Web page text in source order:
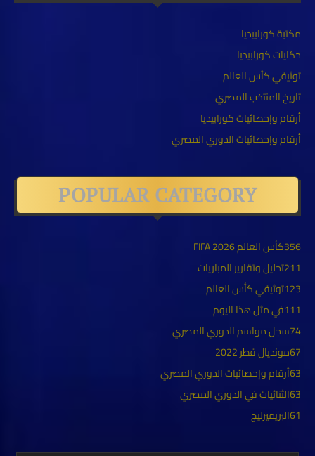
مكتبة كورابيديا
حكايات كورابيديا
توثيقي كأس العالم
تاريخ المنتخب المصري
أرقام وإحصائيات كورابيديا
أرقام وإحصائيات الدوري المصري
POPULAR CATEGORY
كأس العالم FIFA 2026356
تحليل وتقارير المباريات211
توثيقي كأس العالم123
في مثل هذا اليوم111
سجل مواسم الدوري المصري74
مونديال قطر 202267
أرقام وإحصائيات الدوري المصري63
الثنائيات في الدوري المصري63
البريميرليج61